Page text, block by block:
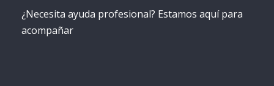
¿Necesita ayuda profesional? Estamos aquí para
acompañar